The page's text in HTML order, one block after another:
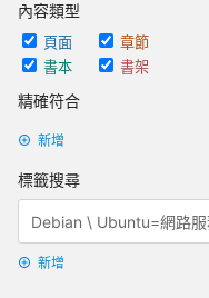
內容類型
頁面
章節
書本
書架
精確符合
新增
標籤搜尋
新增